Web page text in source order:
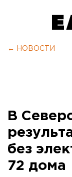
← НОВОСТИ
В
без
72 дома